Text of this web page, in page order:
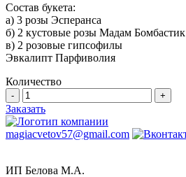
Состав букета:
а) 3 розы Эсперанса
б) 2 кустовые розы Мадам Бомбастик
в) 2 розовые гипсофилы
Эвкалипт Парфиволия
Количество
- +
Заказать
magiacvetov57@gmail.com
ИП Белова М.А.